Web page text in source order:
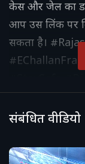
केस और जेल का
आप उस लिंक पर
सकता है।
संबंधित वीडियो